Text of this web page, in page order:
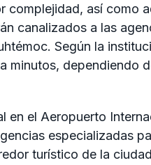
complejidad, así como
canalizados a las
Según la
minutos, dependiendo
en el Aeropuerto
especializadas
turístico de la